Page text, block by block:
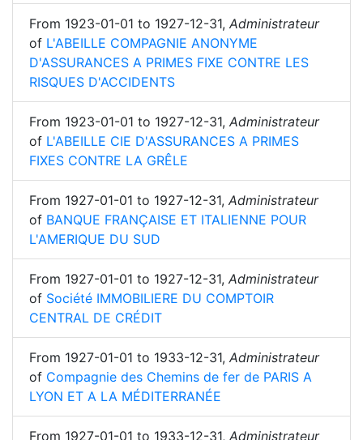
From 1923-01-01 to 1927-12-31, Administrateur
of L'ABEILLE COMPAGNIE ANONYME
D'ASSURANCES A PRIMES FIXE CONTRE LES
RISQUES D'ACCIDENTS
From 1923-01-01 to 1927-12-31, Administrateur
of L'ABEILLE CIE D'ASSURANCES A PRIMES
FIXES CONTRE LA GRÊLE
From 1927-01-01 to 1927-12-31, Administrateur
of BANQUE FRANÇAISE ET ITALIENNE POUR
L'AMERIQUE DU SUD
From 1927-01-01 to 1927-12-31, Administrateur
of Société IMMOBILIERE DU COMPTOIR
CENTRAL DE CRÉDIT
From 1927-01-01 to 1933-12-31, Administrateur
of Compagnie des Chemins de fer de PARIS A
LYON ET A LA MÉDITERRANÉE
From 1927-01-01 to 1933-12-31, Administrateur